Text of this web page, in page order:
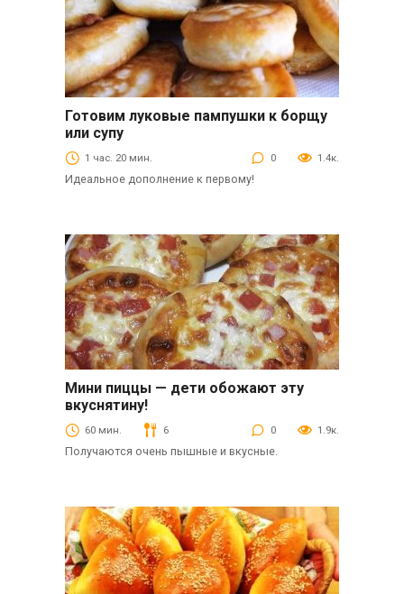
Готовим луковые пампушки к борщу
или супу
1 час. 20 мин. 0 1.4к.
Идеальное дополнение к первому!
Мини пиццы — дети обожают эту
вкуснятину!
60 мин. 6 0 1.9к.
Получаются очень пышные и вкусные.